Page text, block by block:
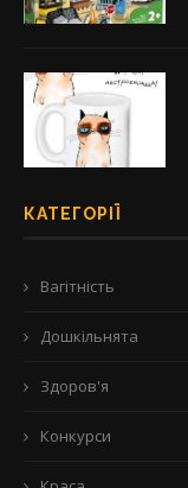
КАТЕГОРІЇ
Вагітність
Дошкільнята
Здоров'я
Конкурси